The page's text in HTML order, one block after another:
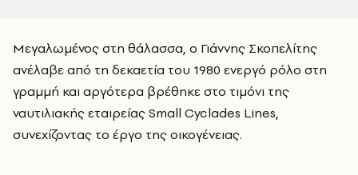
Μεγαλωμένος στη θάλασσα, ο Γιάννης Σκοπελίτης
ανέλαβε από τη δεκαετία του 1980 ενεργό ρόλο στη
γραμμή και αργότερα βρέθηκε στο τιμόνι της
ναυτιλιακής εταιρείας Small Cyclades Lines,
συνεχίζοντας το έργο της οικογένειας.